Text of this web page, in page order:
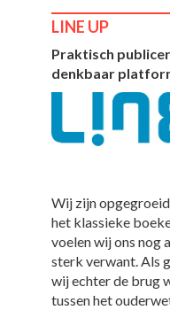
LINE UP
Praktisch
denkbaar
Wij zijn
het klassieke
voelen wij ons nog
sterk verwant. Als
wij echter de brug
tussen het